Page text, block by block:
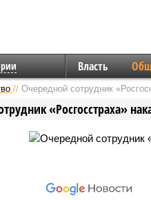
Власть
// Очередной сотрудник
«Росгосстраха»